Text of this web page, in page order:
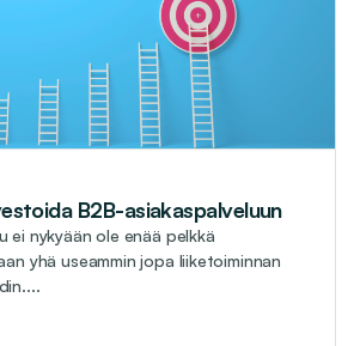
B2B-asiakaspalveluun
ei nykyään ole enää pelkkä
yhä useammin jopa liiketoiminnan